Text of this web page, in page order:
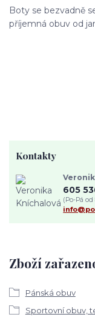
Boty se bezvadně
příjemná obuv od
Zboží
Pánská obuv
Sportovní obuv,
Kontakty
605
(Po-Pá od